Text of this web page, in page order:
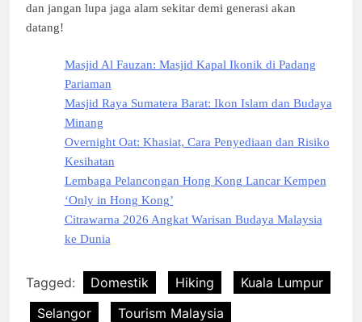
dan jangan lupa jaga alam sekitar demi generasi akan
datang!
Masjid Al Fauzan: Masjid Kapal Ikonik di Padang
Pariaman
Masjid Raya Sumatera Barat: Ikon Islam dan Budaya
Minang
Overnight Oat: Khasiat, Cara Penyediaan dan Risiko
Kesihatan
Lembaga Pelancongan Hong Kong Lancar Kempen
‘Only in Hong Kong’
Citrawarna 2026 Angkat Warisan Budaya Malaysia
ke Dunia
Tagged: Domestik Hiking
Kuala Lumpur
Selangor
Tourism Malaysia